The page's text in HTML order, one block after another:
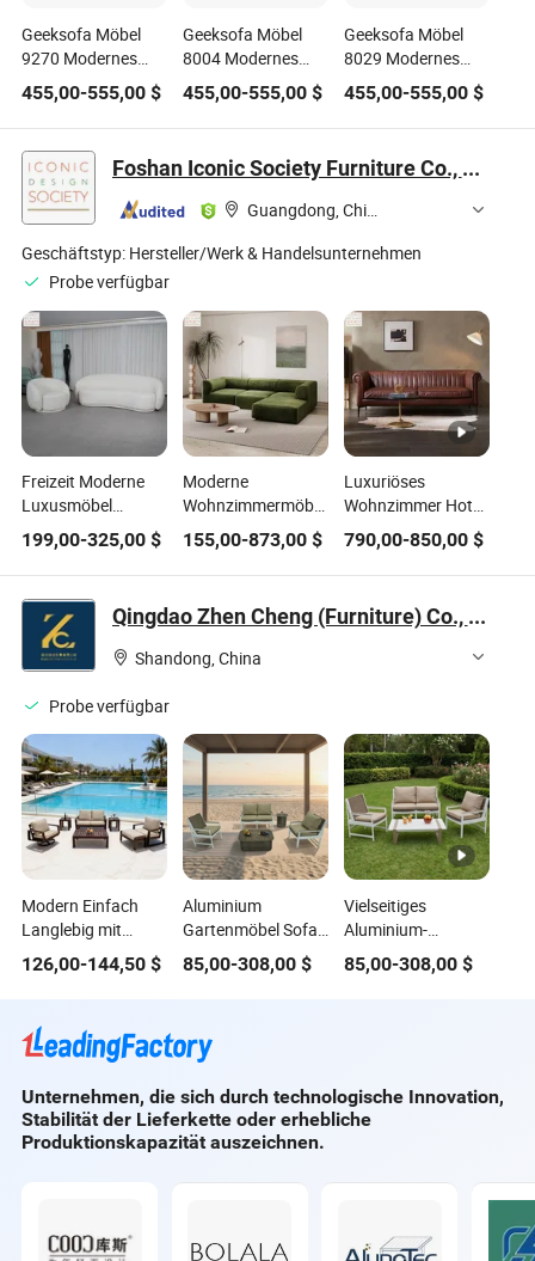
Geeksofa Möbel
9270 Modernes
Leder Power
Elektrisches
Sectional
Bewegungs
Recliner Sofa Set
mit Konsole &
Klapptisch &
Bluetooth
Lautsprecher für
das Wohnzimmer
455,00-555,00 $
Geeksofa Möbel
8004 Modernes
Leder Power
Elektrischer
Sectional
Beweglicher
Recliner Sofa Set 3
2 1 mit Armablage
& LED
Umgebungslicht &
455,00-555,00$
Geeksofa Möbel
8029 Modernes
Leder Power
Elektrisches
Sectional
Bewegungs
Recliner Sofa Set
mit Konsole &
Bluetooth
455,00-555,00$
Foshan Iconic Society Furniture Co., Ltd
Guangdong, China
Geschäftstyp: Hersteller/Werk & Handelsunternehmen
Probe verfügbar
Freizeit Moderne
Luxusmöbel
Minimalistischer
Industrieller Woll-
Lamm-Stuhl
Flauschiger
Sherpa-Stoff Hotel
Wohnraum Sofa-
Set
199,00-325,00 $
Moderne
Wohnzimmermöbel
Hotel Zuhause
Freizeit Couch
Samtstoff
155,00-873,00$
Luxuriöses
Wohnzimmer Hotel
Möbel Holzrahmen
Gepolsterte
Chesterfield Couch
790,00-850,00$
Qingdao Zhen Cheng (Furniture) Co., Ltd.
Shandong, China
Probe verfügbar
Modern Einfach
Langlebig mit
Polster Metall
Aluminium Villa
Sofa Möbel Set
Preis für Patio
Garten
126,00-144,50 $
Aluminium
Gartenmöbel Sofa
Tisch Set mit 5-Year
Garantie
85,00-308,00$
Vielseitiges
Aluminium-
Gartenmöbel-Sofa-
Tabellen-Set für
85,00-308,00$
Unternehmen, die sich durch technologische Innovation,
Stabilität der Lieferkette oder erhebliche
Produktionskapazität auszeichnen.